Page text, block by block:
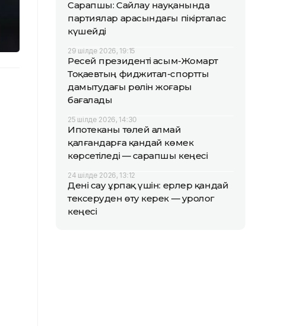
Сарапшы: Сайлау науқанында
партиялар арасындағы пікірталас
күшейді
29 шілде 2026, 19:15
Ресей президенті Қасым-Жомарт
Тоқаевтың фиджитал-спортты
дамытудағы рөлін жоғары
бағалады
25 шілде 2026, 14:30
Ипотеканы төлей алмай
қалғандарға қандай көмек
көрсетіледі — сарапшы кеңесі
24 шілде 2026, 13:12
Дені сау ұрпақ үшін: ерлер қандай
тексеруден өту керек — уролог
кеңесі